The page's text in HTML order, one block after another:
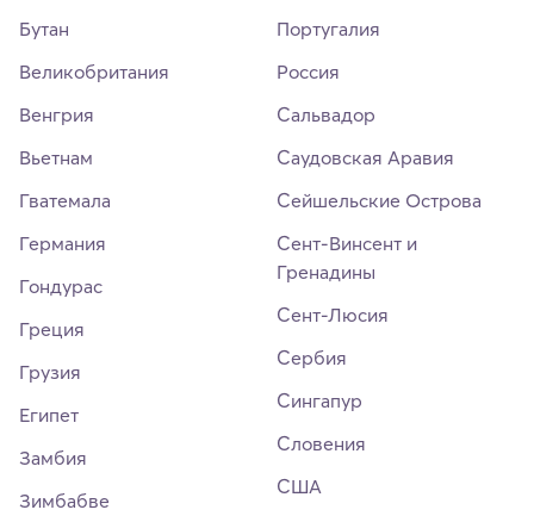
Бутан
Великобритания
Венгрия
Вьетнам
Гватемала
Германия
Гондурас
Греция
Грузия
Египет
Замбия
Зимбабве
Португалия
Россия
Сальвадор
Саудовская Аравия
Сейшельские Острова
Сент-Винсент и
Гренадины
Сент-Люсия
Сербия
Сингапур
Словения
США